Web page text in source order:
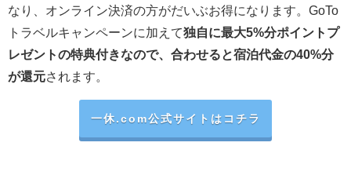
なり、オンライン決済の方がだいぶお得になります。GoTo
トラベルキャンペーンに加えて独自に最大5%分ポイントプ
レゼントの特典付きなので、合わせると宿泊代金の40%分
が還元されます。
一休.com公式サイトはコチラ